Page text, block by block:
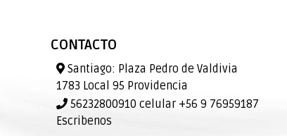
CONTACTO
Santiago: Plaza Pedro de Valdivia
1783 Local 95 Providencia
56232800910 celular +56 9 76959187
Escribenos